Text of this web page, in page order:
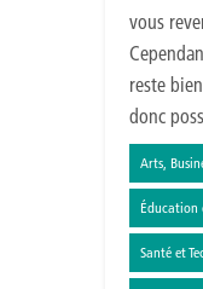
vous
reste
donc
Arts,
Éducation
Santé et